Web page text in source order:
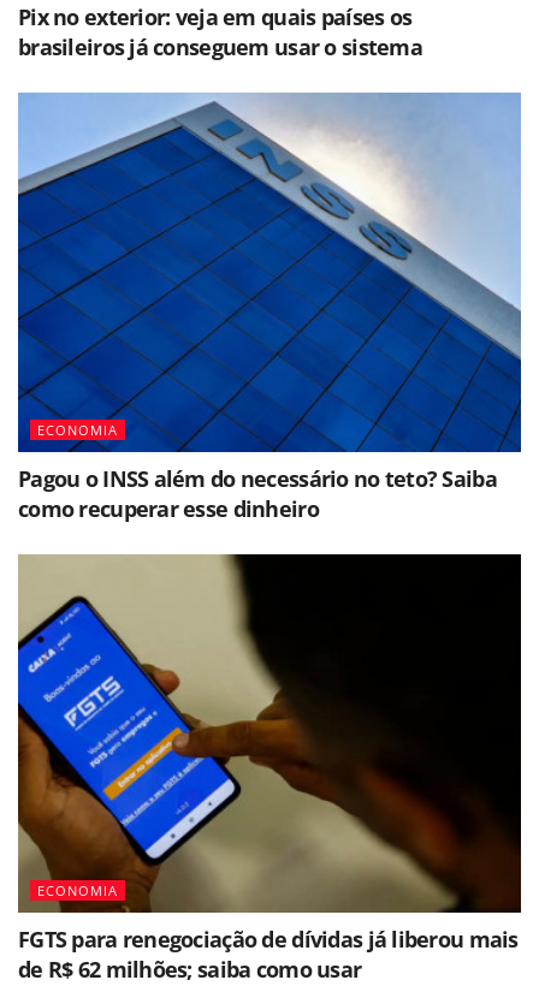
Pix no exterior: veja em quais países os
brasileiros já conseguem usar o sistema
ECONOMIA
Pagou o INSS além do necessário no teto? Saiba
como recuperar esse dinheiro
ECONOMIA
FGTS para renegociação de dívidas já liberou mais
de R$ 62 milhões; saiba como usar